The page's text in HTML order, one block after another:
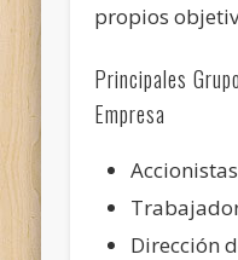
propios
Principales
Empresa
Accionistas
Dirección